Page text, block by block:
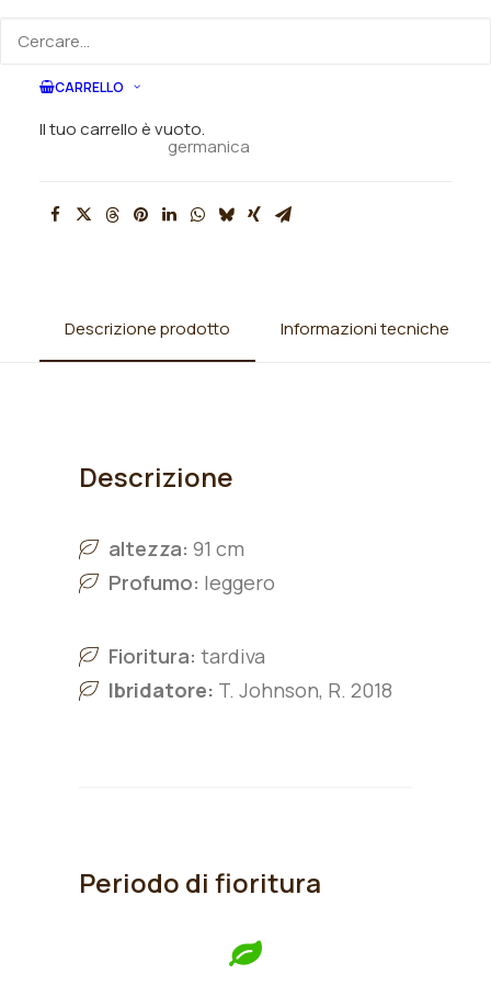
CARRELLO
Il tuo carrello è vuoto.
SKU
germanica
Descrizione prodotto Informazioni tecniche
Descrizione
altezza: 91 cm
Profumo: leggero
Fioritura: tardiva
Ibridatore: T. Johnson, R. 2018
Periodo di fioritura